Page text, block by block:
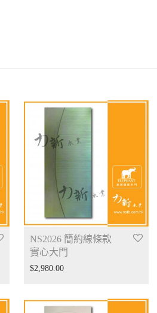
NS2026 簡約線條款
實心大門
$2,980.00